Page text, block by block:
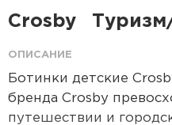
Crosby
ОПИСАНИЕ
Ботинки детские
бренда Crosby
путешествии и